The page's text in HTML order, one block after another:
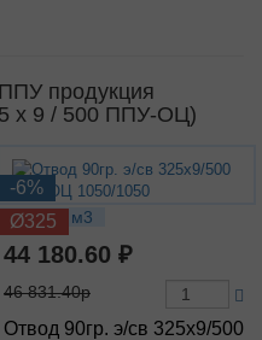
продукция
х 9 / 500 ППУ-ОЦ)
-6%
Ø325
200 кг / м3
44 180.60 ₽
46 831.40р
Отвод 90гр. э/св 325х9/500